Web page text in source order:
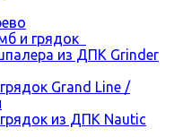
и грядок
из ДПК Grinder
Grand Line /
из ДПК Nautic